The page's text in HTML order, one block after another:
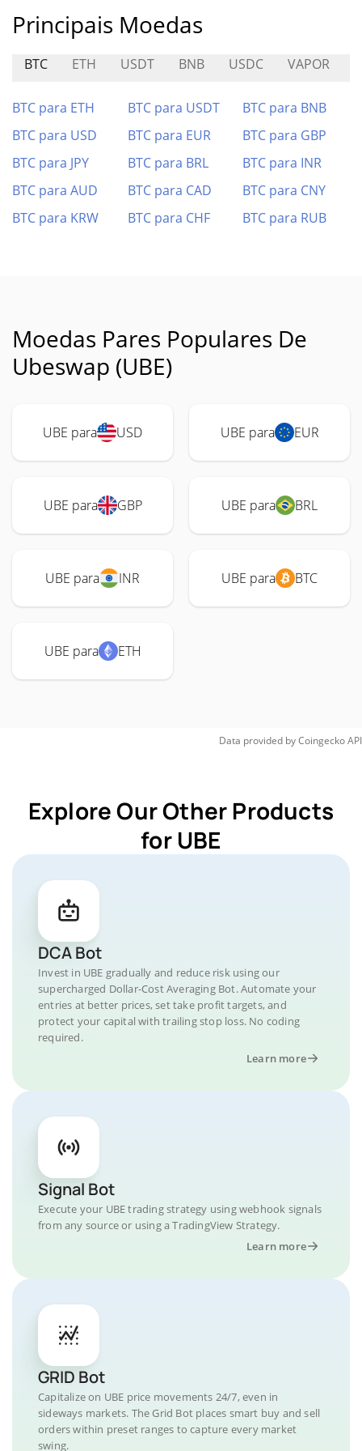
Principais Moedas
BTC ETH USDT BNB USDC VAPOR
BTC para ETH BTC para USDT
BTC para BNB
BTC para USD
BTC para EUR
BTC para GBP
BTC para JPY
BTC para BRL
BTC para INR
BTC para AUD
BTC para CAD
BTC para CNY
BTC para KRW
BTC para CHF BTC para RUB
Moedas Pares Populares De
Ubeswap (UBE)
UBE para USD UBE para EUR
UBE para GBP UBE para BRL
UBE para INR UBE para BTC
UBE para ETH
Data provided byCoingeckoAPI
Explore Our Other Products
for UBE
DCA Bot
Invest in UBE gradually and reduce risk using our
supercharged Dollar-Cost Averaging Bot. Automate your
entries at better prices, set take profit targets, and
protect your capital with trailing stop loss. No coding
required.
Learn more
Signal Bot
Execute your UBE trading strategy using webhook signals
from any source or using a TradingView Strategy.
Learn more
GRID Bot
Capitalize on UBE price movements 24/7, even in
sideways markets. The Grid Bot places smart buy and sell
orders within preset ranges to capture every market
swing.